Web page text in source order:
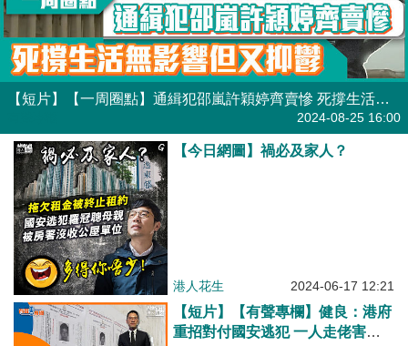
【短片】【一周圈點】通緝犯邵嵐許穎婷齊賣慘 死撐生活無影響但又抑鬱
2024-08-25 16:00
【今日網圖】禍必及家人？
港人花生 2024-06-17 12:21
【短片】【有聲專欄】健良：港府
重招對付國安逃犯 一人走佬害己